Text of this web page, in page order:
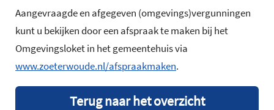
Aangevraagde en afgegeven (omgevings)vergunningen
kunt u bekijken door een afspraak te maken bij het
Omgevingsloket in het gemeentehuis via
www.zoeterwoude.nl/afspraakmaken.
Terug naar het overzicht